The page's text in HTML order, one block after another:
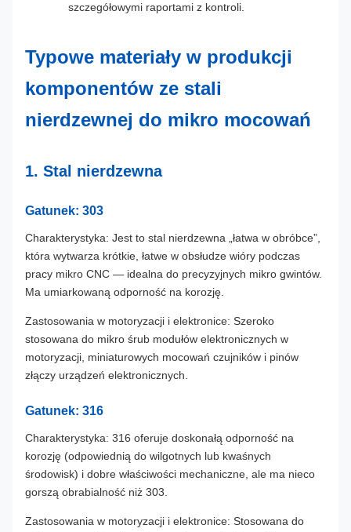
szczegółowymi raportami z kontroli.
Typowe materiały w produkcji
komponentów ze stali
nierdzewnej do mikro mocowań
1. Stal nierdzewna
Gatunek: 303
Charakterystyka: Jest to stal nierdzewna „łatwa w obróbce”,
która wytwarza krótkie, łatwe w obsłudze wióry podczas
pracy mikro CNC — idealna do precyzyjnych mikro gwintów.
Ma umiarkowaną odporność na korozję.
Zastosowania w motoryzacji i elektronice: Szeroko
stosowana do mikro śrub modułów elektronicznych w
motoryzacji, miniaturowych mocowań czujników i pinów
złączy urządzeń elektronicznych.
Gatunek: 316
Charakterystyka: 316 oferuje doskonałą odporność na
korozję (odpowiednią do wilgotnych lub kwaśnych
środowisk) i dobre właściwości mechaniczne, ale ma nieco
gorszą obrabialność niż 303.
Zastosowania w motoryzacji i elektronice: Stosowana do